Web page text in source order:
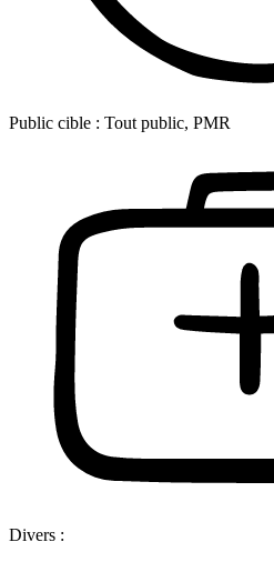
Public cible : Tout public, PMR
Divers :